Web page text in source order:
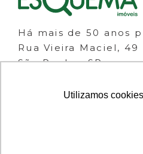
Utilizamos
Há mais de 50 anos
Rua Vieira Maciel,
São Paulo - SP
(11) 98266-1111
© 2023 ESQUEMA